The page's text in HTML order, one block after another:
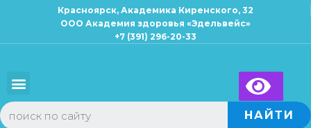
Красноярск, Академика Киренского, 32
ООО Академия здоровья «Эдельвейс»
+7 (391) 296-20-33
НАЙТИ
Запись к специалисту ×